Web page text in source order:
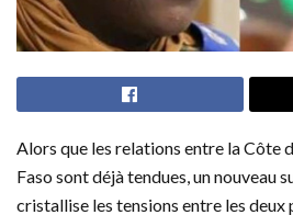
Alors que les relations entre la Côte
Faso sont déjà tendues, un nouveau
cristallise les tensions entre les deux